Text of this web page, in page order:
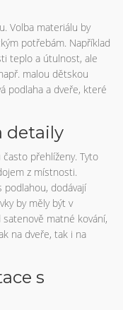
Volba materiálu by
potřebám. Například
teplo a útulnost, ale
malou dětskou
podlaha a dveře, které
detaily
přehlíženy. Tyto
z místnosti.
podlahou, dodávají
by měly být v
matné kování,
na dveře, tak i na
s